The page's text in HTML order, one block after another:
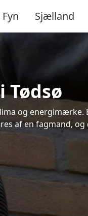
Fyn Sjælland
og energimærke.
af en fagmand,